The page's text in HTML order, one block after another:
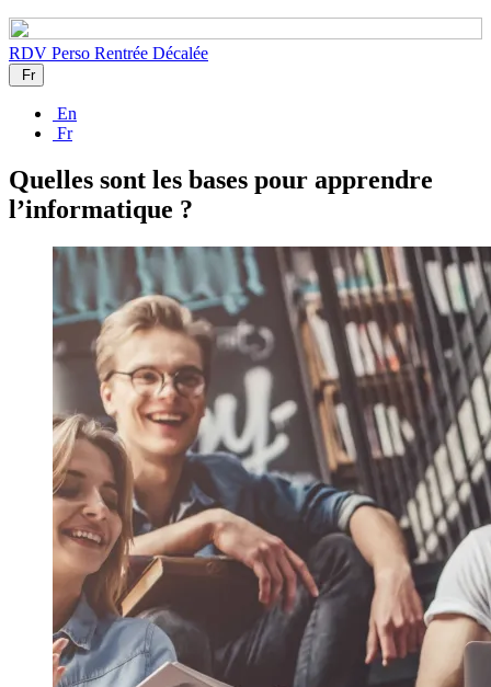
RDV Perso Rentrée Décalée
Fr
En
Fr
Quelles sont les bases pour apprendre
l’informatique ?